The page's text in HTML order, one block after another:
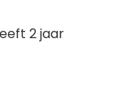
2 jaar